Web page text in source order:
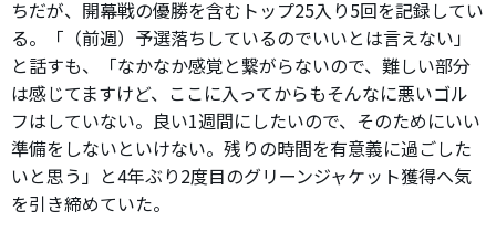
ちだが、開幕戦の優勝を含むトップ25入り5回を記録してい
る。「（前週）予選落ちしているのでいいとは言えない」
と話すも、「なかなか感覚と繋がらないので、難しい部分
は感じてますけど、ここに入ってからもそんなに悪いゴル
フはしていない。良い1週間にしたいので、そのためにいい
準備をしないといけない。残りの時間を有意義に過ごした
いと思う」と4年ぶり2度目のグリーンジャケット獲得へ気
を引き締めていた。